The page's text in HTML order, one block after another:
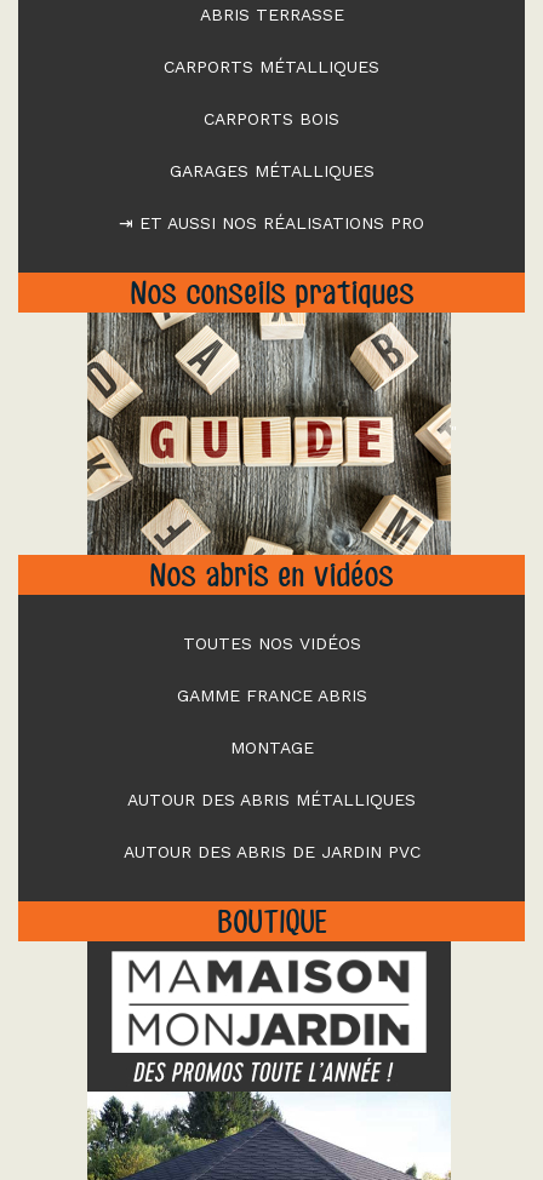
ABRIS TERRASSE
CARPORTS MÉTALLIQUES
CARPORTS BOIS
GARAGES MÉTALLIQUES
⇥ ET AUSSI NOS RÉALISATIONS PRO
Nos conseils pratiques
"
Nos abris en vidéos
TOUTES NOS VIDÉOS
GAMME FRANCE ABRIS
MONTAGE
AUTOUR DES ABRIS MÉTALLIQUES
AUTOUR DES ABRIS DE JARDIN PVC
BOUTIQUE